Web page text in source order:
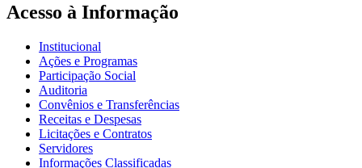
Acesso à Informação
Institucional
Ações e Programas
Participação Social
Auditoria
Convênios e Transferências
Receitas e Despesas
Licitações e Contratos
Servidores
Informações Classificadas